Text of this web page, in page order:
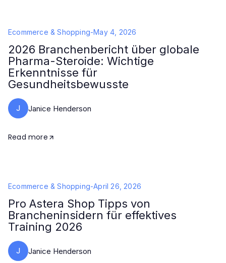
Ecommerce & Shopping-May 4, 2026
2026 Branchenbericht über globale
Pharma-Steroide: Wichtige
Erkenntnisse für
Gesundheitsbewusste
J Janice Henderson
Read more
Ecommerce & Shopping-April 26, 2026
Pro Astera Shop Tipps von
Brancheninsidern für effektives
Training 2026
J Janice Henderson